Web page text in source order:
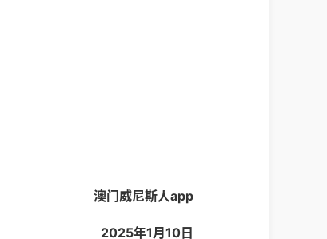
澳门威尼斯人app
2025年1月10日